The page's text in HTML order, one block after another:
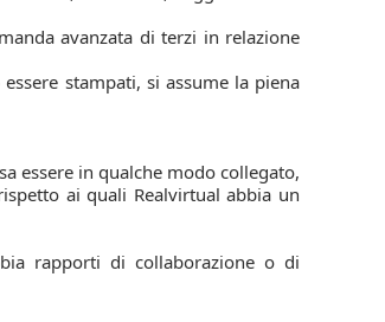
avanzata di terzi in relazione
stampati, si assume la piena
essere in qualche modo collegato,
ai quali Realvirtual abbia un
rapporti di collaborazione o di